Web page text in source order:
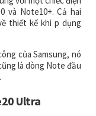
và Note10+. Cả hai
thiết kế khi p dụng
của Samsung, nó
là dòng Note đầu
Ultra